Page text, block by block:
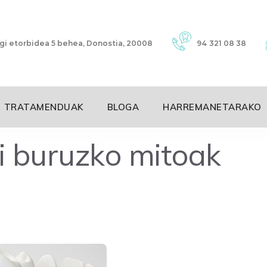
etorbidea 5 behea, Donostia, 20008 94 321 08 38
TRATAMENDUAK BLOGA HARREMANETARAKO
mitoak